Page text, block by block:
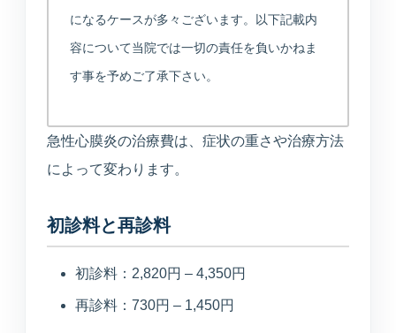
になるケースが多々ございます。以下記載内
容について当院では一切の責任を負いかねま
す事を予めご了承下さい。
急性心膜炎の治療費は、症状の重さや治療方法
によって変わります。
初診料と再診料
初診料：2,820円 – 4,350円
再診料：730円 – 1,450円
予約先、診療時間、受診科、美容や介
護の窓口をすぐご案内します。
×
こんにちは。予約ページ、電話番号、診
療時間、美容の問い合わせ先、受診科の
診断や個人情報の受付は行わず、公開中の院
内情報だけを使って回答します。